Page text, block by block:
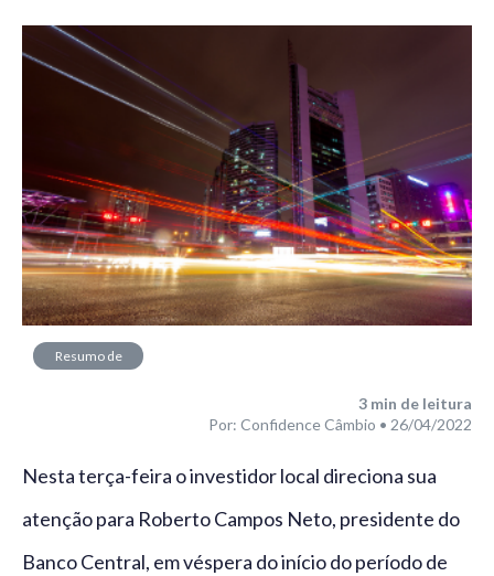
Resumo de
3 min de leitura
Por: Confidence Câmbio • 26/04/2022
Nesta terça-feira o investidor local direciona sua
atenção para Roberto Campos Neto, presidente do
Banco Central, em véspera do início do período de